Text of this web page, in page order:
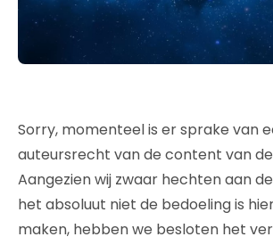
Sorry, momenteel is er sprake van
auteursrecht van de content van
Aangezien wij zwaar hechten aan
het absoluut niet de bedoeling is
maken, hebben we besloten het